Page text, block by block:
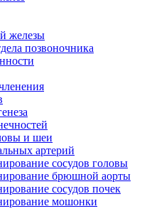
железы
позвоночника
и шеи
артерий
сосудов головы
брюшной аорты
сосудов почек
мошонки